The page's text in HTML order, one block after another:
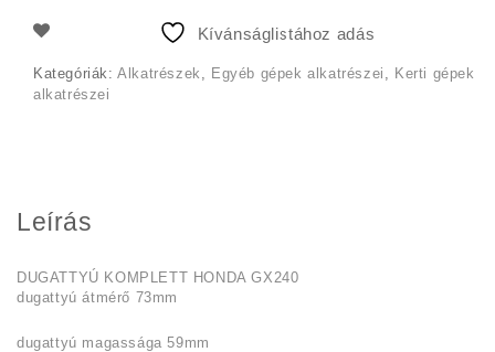
900 Ft.Kívánságlistához adás
Kategóriák:Alkatrészek , Egyéb gépek alkatrészei , Kerti gépek
alkatrészei
Leírás
DUGATTYÚ KOMPLETT HONDA GX240
dugattyú átmérő 73mm
dugattyú magassága 59mm